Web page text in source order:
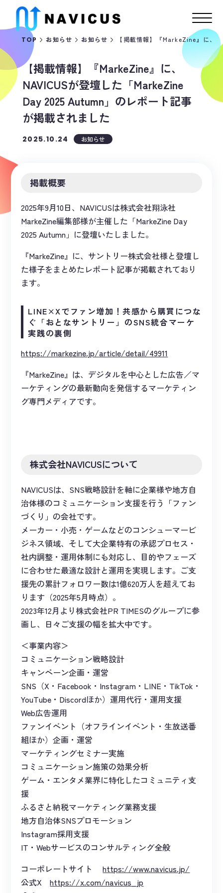
TOP お知らせ お知らせ 【掲載情報】『MarkeZine』に、
【掲載情報】『MarkeZine』に、
NAVICUSが登壇した「MarkeZine
Day 2025 Autumn」のレポート記事
が掲載されました
2025.10.24 お知らせ
掲載概要
2025年9月10日、NAVICUSは株式会社翔泳社
MarkeZine編集部様が主催した「MarkeZine Day
2025 Autumn」に登壇いたしました。
『MarkeZine』に、サントリー株式会社様と登壇し
た様子をまとめたレポート記事が掲載されており
ます。
LINE×Xでファン増加！共感から購買につな
ぐ「おとなサントリー」のSNS統合マーケ
実践の裏側
https://markezine.jp/article/detail/49911
『MarkeZine』は、デジタルを中心とした広告／マ
ーケティングの最新動向を発信するマーケティン
グ専門メディアです。
株式会社NAVICUSについて
NAVICUSは、SNS戦略設計を軸に企業様や地方自
治体様のコミュニケーション支援を行う「ファン
づくり」の会社です。
メーカー・小売・ゲームなどのコンシューマービ
ジネス領域、そして大企業特有の承認プロセス・
社内調整・運用体制にも対応し、目的やフェーズ
に合わせた最適な設計と運用を実現します。ご支
援先の累計フォロワー数は1億620万人を超えてお
ります（2025年5月時点）。
2023年12月より株式会社PR TIMESのグループに参
画し、日々ご支援の幅を拡大中です。
＜事業内容＞
コミュニケーション戦略設計
キャンペーン企画・運営
SNS（X・Facebook・Instagram・LINE・TikTok・
YouTube・Discordほか）運用代行・運用支援
Web広告運用
ファンイベント（オフラインイベント・生放送番
組ほか）企画・運営
マーケティングセミナー実施
コミュニケーション施策の効果分析
ゲーム・エンタメ業界に特化したコミュニティ支
援
ふるさと納税マーケティング業務支援
地方自治体SNSプロモーション
Instagram採用支援
IT・Webサービスのコンサルティング全般
コーポレートサイトhttps://www.navicus.jp/
公式Xhttps://x.com/navicus_jp